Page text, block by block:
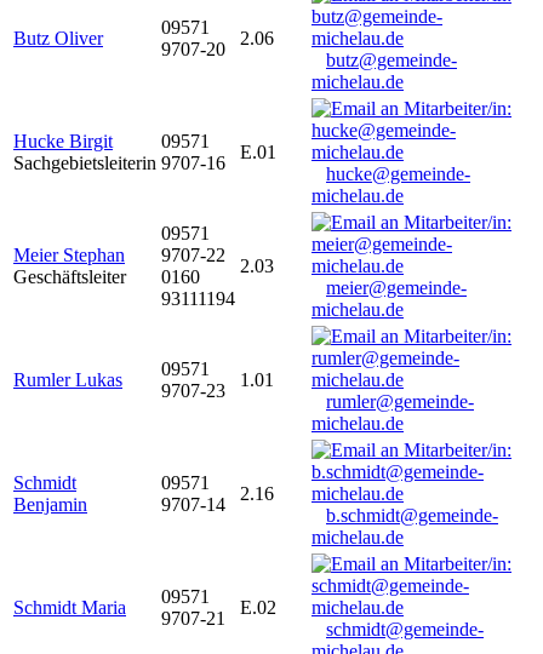
Butz Oliver
09571
9707-20
2.06
butz@gemeinde-
michelau.de
Hucke Birgit
Sachgebietsleiterin
09571
9707-16
E.01
hucke@gemeinde-
michelau.de
Meier Stephan
Geschäftsleiter
09571
9707-22
0160
93111194
2.03
meier@gemeinde-
michelau.de
Rumler Lukas
09571
9707-23
1.01
rumler@gemeinde-
michelau.de
Schmidt
Benjamin
09571
9707-14
2.16
b.schmidt@gemeinde-
michelau.de
Schmidt Maria
09571
9707-21
E.02
schmidt@gemeinde-